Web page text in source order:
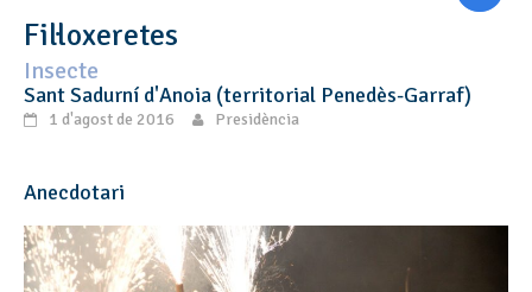
Fil·loxeretes
Insecte
Sant Sadurní d'Anoia (territorial Penedès-Garraf)
1 d'agost de 2016 Presidència
Anecdotari